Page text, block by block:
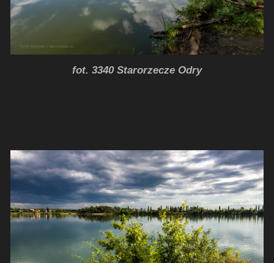
fot. 3340 Starorzecze Odry